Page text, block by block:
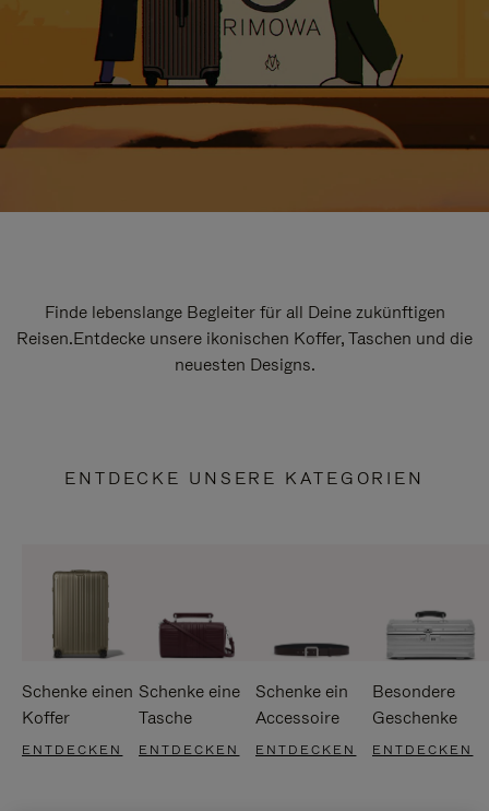
Finde lebenslange Begleiter für all Deine zukünftigen
Reisen.Entdecke unsere ikonischen Koffer, Taschen und die
neuesten Designs.
ENTDECKE UNSERE KATEGORIEN
Schenke einen
Koffer
ENTDECKEN
Schenke eine
Tasche
ENTDECKEN
Schenke ein
Accessoire
ENTDECKEN
Besondere
Geschenke
ENTDECKEN